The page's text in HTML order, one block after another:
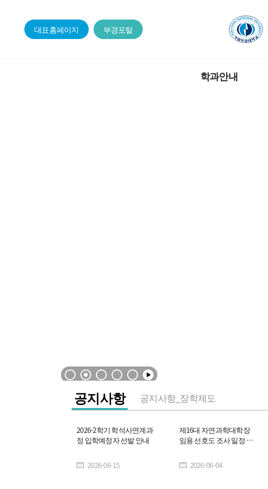
대표홈페이지 부경포털
학과안내
공지사항 공지사항_장학제도
2026-2학기 학석사연계과
정 입학예정자 선발 안내
2026-06-15
제16대 자연과학대학장
임용 선호도 조사 일정 공
2026-06-04